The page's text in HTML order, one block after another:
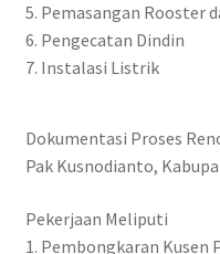
5. Pemasangan Rooster
6. Pengecatan Dindin
7. Instalasi Listrik
Dokumentasi Proses
Pak Kusnodianto,
Pekerjaan Meliputi
1. Pembongkaran Kusen